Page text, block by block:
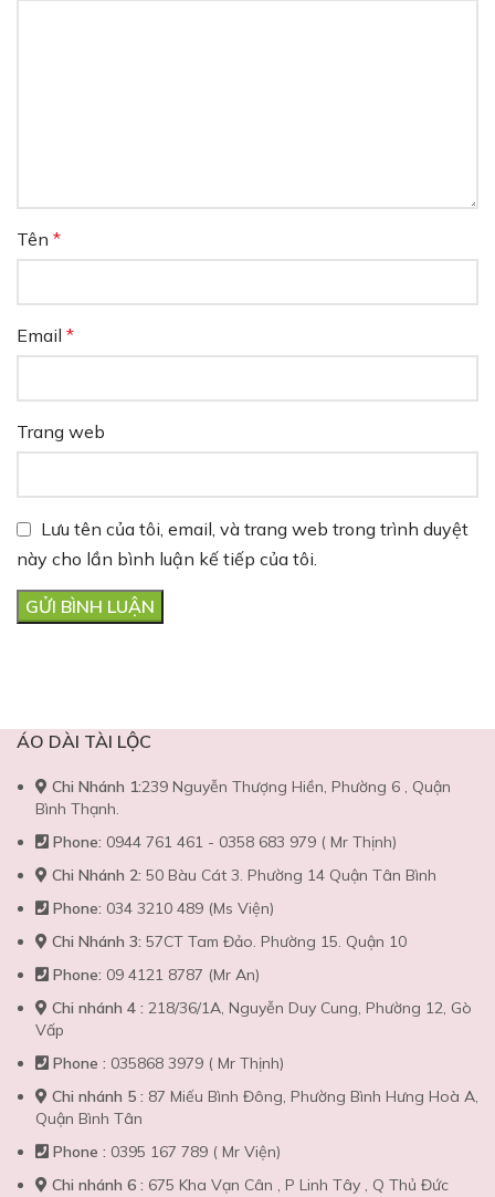
Tên *
Email *
Trang web
Lưu tên của tôi, email, và trang web trong trình duyệt
này cho lần bình luận kế tiếp của tôi.
ÁO DÀI TÀI LỘC
Chi Nhánh 1:239 Nguyễn Thượng Hiền, Phường 6 , Quận
Bình Thạnh.
Phone: 0944 761 461 - 0358 683 979 ( Mr Thịnh)
Chi Nhánh 2: 50 Bàu Cát 3. Phường 14 Quận Tân Bình
Phone: 034 3210 489 (Ms Viện)
Chi Nhánh 3: 57CT Tam Đảo. Phường 15. Quận 10
Phone: 09 4121 8787 (Mr An)
Chi nhánh 4 : 218/36/1A, Nguyễn Duy Cung, Phường 12, Gò
Vấp
Phone : 035868 3979 ( Mr Thịnh)
Chi nhánh 5 : 87 Miếu Bình Đông, Phường Bình Hưng Hoà A,
Quận Bình Tân
Phone : 0395 167 789 ( Mr Viện)
Chi nhánh 6 : 675 Kha Vạn Cân , P Linh Tây , Q Thủ Đức